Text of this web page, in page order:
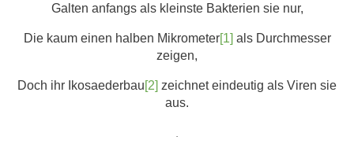
Galten anfangs als kleinste Bakterien sie nur,
Die kaum einen halben Mikrometer[1] als Durchmesser
zeigen,
Doch ihr Ikosaederbau[2] zeichnet eindeutig als Viren sie
aus.